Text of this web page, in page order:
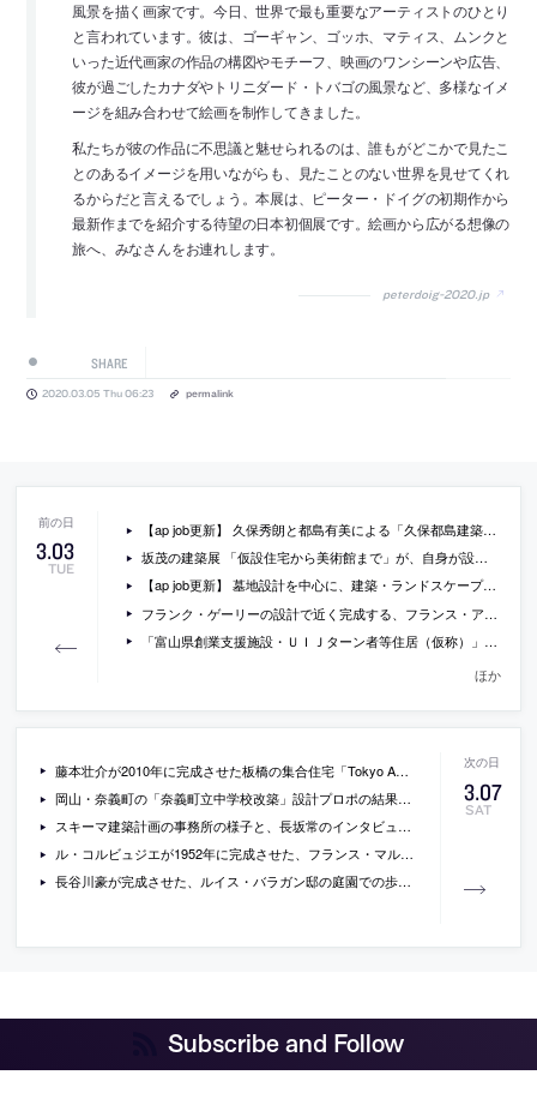
風景を描く画家です。今日、世界で最も重要なアーティストのひとり
と言われています。彼は、ゴーギャン、ゴッホ、マティス、ムンクと
いった近代画家の作品の構図やモチーフ、映画のワンシーンや広告、
彼が過ごしたカナダやトリニダード・トバゴの風景など、多様なイメ
ージを組み合わせて絵画を制作してきました。
私たちが彼の作品に不思議と魅せられるのは、誰もがどこかで見たこ
とのあるイメージを用いながらも、見たことのない世界を見せてくれ
るからだと言えるでしょう。本展は、ピーター・ドイグの初期作から
最新作までを紹介する待望の日本初個展です。絵画から広がる想像の
旅へ、みなさんをお連れします。
peterdoig-2020.jp
SHARE
2020.03.05 Thu 06:23 permalink
3.03
TUE
【ap job更新】 久保秀朗と都島有美による「久保都島建築設計事務所」が、設計スタッフを募集中
坂茂の建築展 「仮設住宅から美術館まで」が、自身が設計した大分県立美術館で開催
【ap job更新】 墓地設計を中心に、建築・ランドスケープなどを幅広く手がける「SRAN DESIGN」が、スタッフ（正社員・アルバイト・業務委託）を募集中
フランク・ゲーリーの設計で近く完成する、フランス・アルルの、文化複合施設内のビル「LUMA tower」
「富山県創業支援施設・ＵＩＪターン者等住居（仮称）」設計プロポで特定された、仲建築設計スタジオの提案書が公開
ほか
3.07
SAT
藤本壮介が2010年に完成させた板橋の集合住宅「Tokyo Apartment」の一室に空きがでています
岡山・奈義町の「奈義町立中学校改築」設計プロポの結果と、提案書が公開
スキーマ建築計画の事務所の様子と、長坂常のインタビューを収録したarchdaily制作の動画
ル・コルビュジエが1952年に完成させた、フランス・マルセイユの集合住宅「ユニテ・ダビタシオン」の現在をとらえた写真
長谷川豪が完成させた、ルイス・バラガン邸の庭園での歩道状のインスタレーション作品「flying carpet」をdomusが特集
Subscribe and Follow